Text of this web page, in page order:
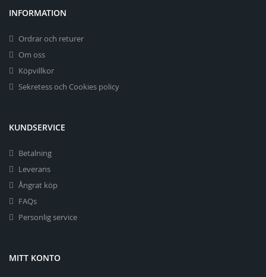
INFORMATION
Ordrar och returer
Om oss
Köpvillkor
Sekretess och Cookies policy
KUNDSERVICE
Betalning
Leverans
Ångrat köp
FAQs
Personlig service
MITT KONTO